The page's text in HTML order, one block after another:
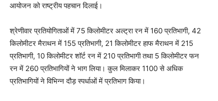
आयोजन को राष्ट्रीय पहचान दिलाई।
श्रेणीवार प्रतियोगिताओं में 75 किलोमीटर अल्ट्रा रन में 160 प्रतिभागी, 42
किलोमीटर मैराथन में 155 प्रतिभागी, 21 किलोमीटर हाफ मैराथन में 215
प्रतिभागी, 10 किलोमीटर शॉर्ट रन में 210 प्रतिभागी तथा 5 किलोमीटर फन
रन में 260 प्रतिभागियों ने भाग लिया। कुल मिलाकर 1100 से अधिक
प्रतिभागियों ने विभिन्न दौड़ स्पर्धाओं में प्रतिभाग किया।